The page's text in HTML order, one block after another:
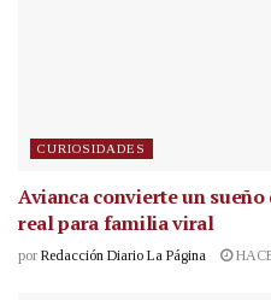
CURIOSIDADES
Avianca convierte un
real para familia viral
por Redacción Diario La Página